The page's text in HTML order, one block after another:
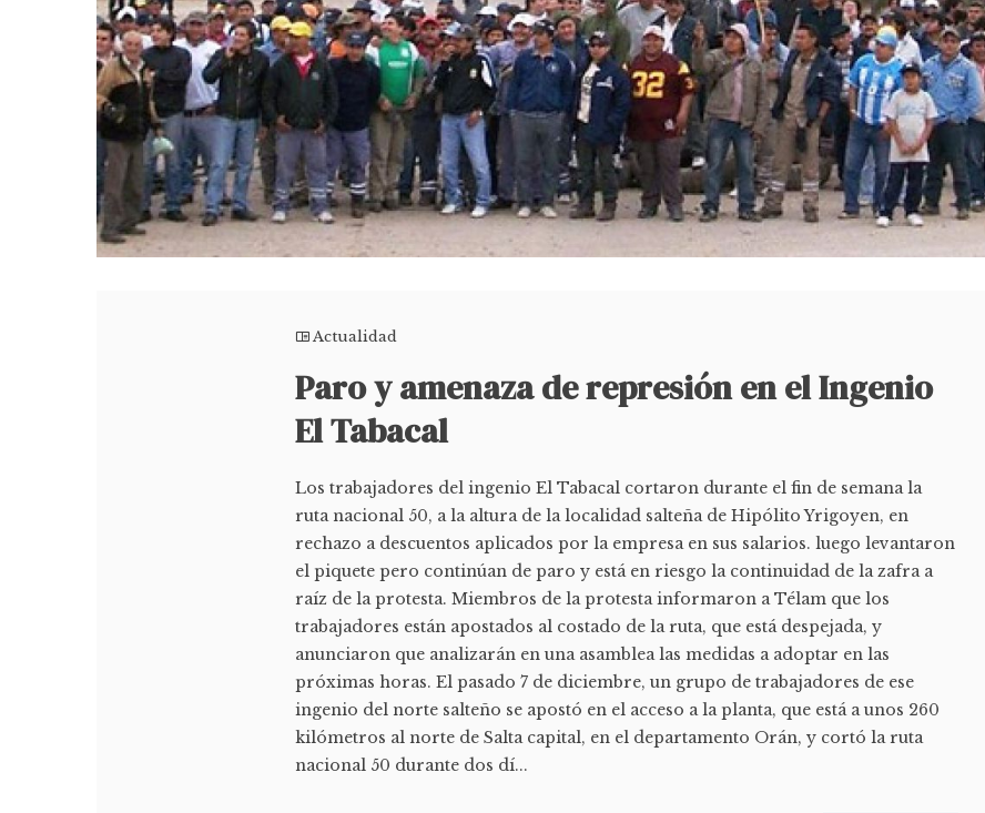
Actualidad
Paro y amenaza de represión en el Ingenio
El Tabacal
Los trabajadores del ingenio El Tabacal cortaron durante el fin de semana la
ruta nacional 50, a la altura de la localidad salteña de Hipólito Yrigoyen, en
rechazo a descuentos aplicados por la empresa en sus salarios. luego levantaron
el piquete pero continúan de paro y está en riesgo la continuidad de la zafra a
raíz de la protesta. Miembros de la protesta informaron a Télam que los
trabajadores están apostados al costado de la ruta, que está despejada, y
anunciaron que analizarán en una asamblea las medidas a adoptar en las
próximas horas. El pasado 7 de diciembre, un grupo de trabajadores de ese
ingenio del norte salteño se apostó en el acceso a la planta, que está a unos 260
kilómetros al norte de Salta capital, en el departamento Orán, y cortó la ruta
nacional 50 durante dos dí...